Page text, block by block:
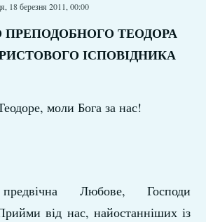
18 березня 2011, 00:00
ПРЕПОДОБНОГО ТЕОДОРА
ІСПОВІДНИКА
моли Бога за нас!
Любове, Господи
від нас, найостанніших із